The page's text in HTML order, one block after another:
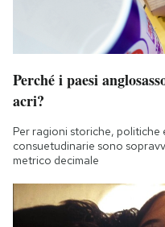
Perché i paesi
acri?
Per ragioni storiche, politiche
consuetudinarie sono
metrico decimale